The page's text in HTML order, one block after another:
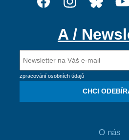
A /
zpracování osobních údajů
CHCI
O nás